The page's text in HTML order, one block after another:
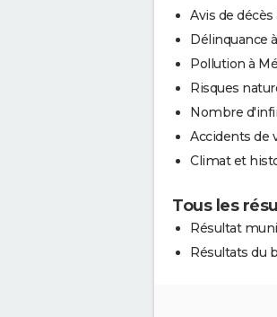
Avis de
Délinquance
Pollution à
Risques
Nombre
Accidents de
Climat et
Tous les
Résultat
Résultats du